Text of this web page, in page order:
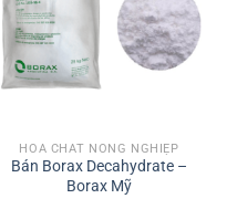
HÓA CHẤT NÔNG NGHIỆP
Bán Borax Decahydrate –
Borax Mỹ